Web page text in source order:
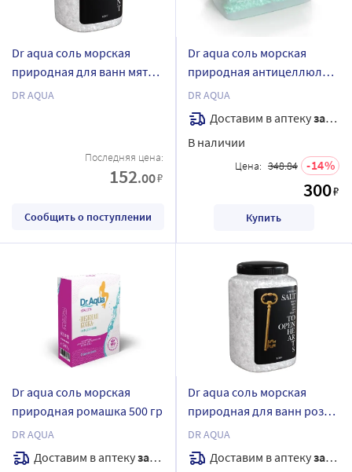
Dr aqua соль морская
природная для ванн мята
700 гр
DR AQUA
Последняя цена:
152.00₽
Сообщить о поступлении
Dr aqua соль морская
природная антицеллюлит
de-tox spa expert 1,8 кг
DR AQUA
Доставим в аптекузавтра
В наличии
Цена: 348.84 14
300₽
Купить
Dr aqua соль морская
природная ромашка 500 гр
DR AQUA
Доставим в аптекузавтра
Dr aqua соль морская
природная для ванн роза
700 гр
DR AQUA
Доставим в аптекузавтра